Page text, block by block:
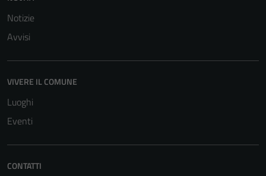
Notizie
Avvisi
VIVERE IL COMUNE
Luoghi
Eventi
CONTATTI